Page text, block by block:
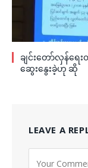
ချင်းတော်လှန်ရေ
ဆွေးနွေးခဲ့ဟု ဆို
LEAVE A